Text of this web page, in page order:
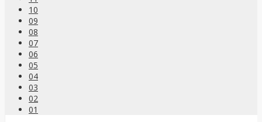
10
09
08
07
06
05
04
03
02
01